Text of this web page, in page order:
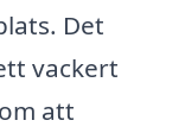
Det
vackert
att